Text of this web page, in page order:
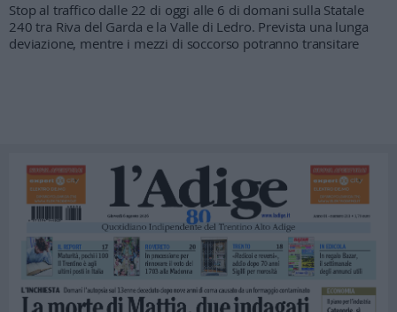
Social media
Stop al traffico dalle 22 di oggi alle 6 di domani sulla Statale
240 tra Riva del Garda e la Valle di Ledro. Prevista una lunga
deviazione, mentre i mezzi di soccorso potranno transitare